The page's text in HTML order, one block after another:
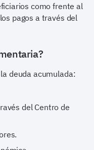
como frente al
pagos a través del
deuda acumulada:
del Centro de